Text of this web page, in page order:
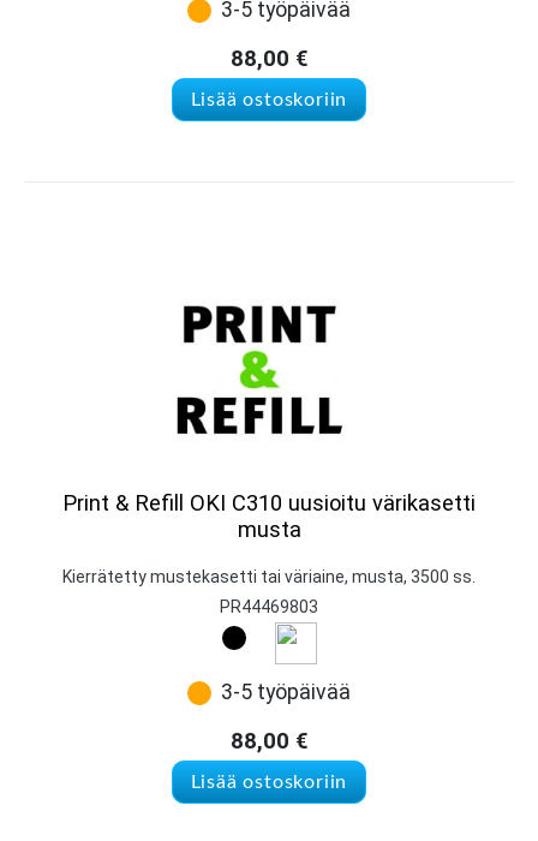
3-5 työpäivää
88,00 €
Lisää ostoskoriin
Print & Refill OKI C310 uusioitu värikasetti
musta
Kierrätetty mustekasetti tai väriaine, musta, 3500 ss.
PR44469803
3-5 työpäivää
88,00 €
Lisää ostoskoriin